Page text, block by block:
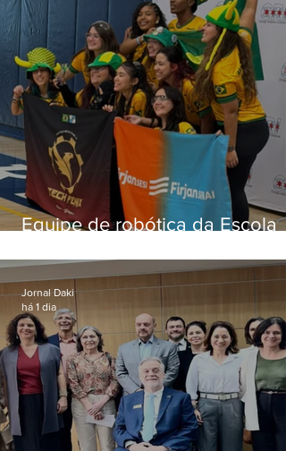
Equipe de robótica da Escola
prêmio internacional nos EUA
Jornal Daki
há 1 dia